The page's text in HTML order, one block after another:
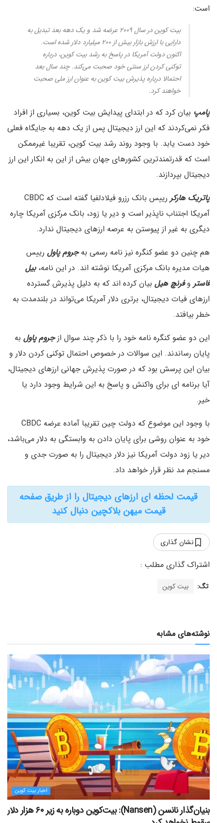
است:
بیت کوین در سال ۲۰۰۹ عرضه شد و یک دهه بعد تبدیل به
دارایی با ارزش بازار بیش از ۲۰۰ میلیارد دلار شده است.
اکنون دولت آمریکا در پاسخ به رشد بیت کوین، درباره
توکنی کردن ارز سنتی خود صحبت می‌کند. چند سال بعد
احتمالا درباره پذیرش بیت کوین به عنوان ارز ملی صحبت
خواهند کرد.
پامپ بیان کرد که در ابتدای پیدایش بیت کوین، بسیاری از افراد
فکر نمی‌کردند که این ارز دیجیتال پس از یک دهه به جایگاه فعلی
خود دست یابد. با وجود روند رشد بیت کوین، تقریبا غیرممکن
است که قدرتمندترین کشورهای جهان بیش از این به انکار این ارز
دیجیتال بپردازند.
پاتریک هارکر
رییس بانک رزرو فیلادلفیا گفته است که CBDC
آمریکا اجتناب ناپذیر است و دیر یا زود، بانک مرکزی آمریکا چاره
دیگری به غیر از پیوستن به عرصه ارزهای دیجیتال ندارد.
هم چنین دو عضو کنگره نیز نامه رسمی بهجروم پاول رییس
هیات مدیره بانک مرکزی آمریکا نوشته اند. در این نامه،بیل
فاستروفرنچ هیل بیان کرده اند که به دلیل پذیرش گسترده
ارزهای فیات دیجیتال، برتری دلار آمریکا می‌تواند در بلندمدت به
خطر بیافتد.
این دو عضو کنگره نامه خود را با ذکر چند سوال ازجروم پاول به
پایان رساندند. این سوالات در خصوص احتمال توکنی کردن دلار و
بیان این پرسش بود که در صورت پذیرش جهانی ارزهای دیجیتال،
آیا برنامه ای برای واکنش و پاسخ به این شرایط وجود دارد یا
خیر.
با وجود این موضوع که دولت چین تقریبا آماده عرضه CBDC
خود به عنوان روشی برای پایان دادن به وابستگی به دلار می‌باشد،
دیر یا زود دولت آمریکا نیز دلار دیجیتال را به صورت جدی و
مسنجم مد نظر قرار خواهد داد.
قیمت لحظه ای ارزهای دیجیتال را از طریق صفحه
قیمت میهن بلاکچین دنبال کنید
نشان گذاری
تگ: بیت کوین
نوشته‌های مشابه
اخبار بیت کوین
بنیان‌گذار نانسن (Nansen): بیت‌کوین دوباره به زیر ۶۰ هزار دلار